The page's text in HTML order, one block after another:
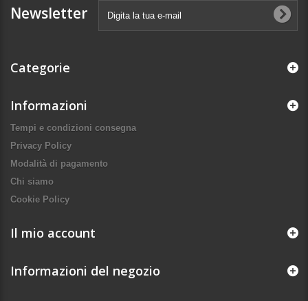
Newsletter
Categorie
Informazioni
Tempi e condizioni consegna
Privacy Policy
Modalità di pagamento
Chi siamo
Cookie Policy
Il mio account
Informazioni del negozio